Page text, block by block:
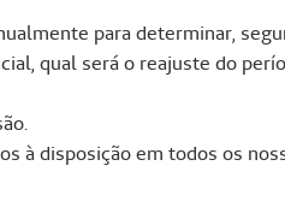
para determinar,
qual será o reajuste do
à disposição em todos os